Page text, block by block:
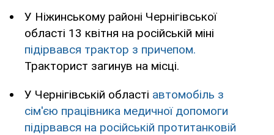
У Ніжинському районі Чернігівської
області 13 квітня на російській міні
підірвався трактор з причепом.
Тракторист загинув на місці.
У Чернігівській області автомобіль з
сім'єю працівника медичної допомоги
підірвався на російській протитанковій